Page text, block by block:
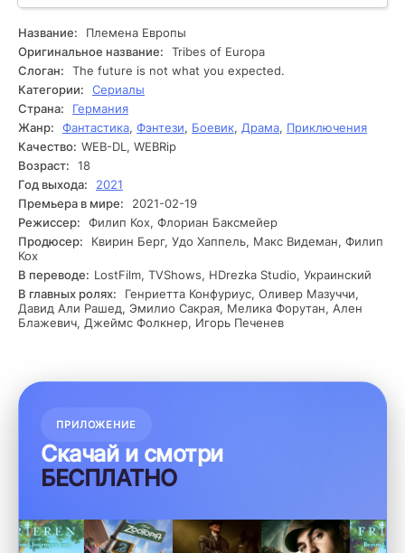
покинуть свои дома и отправиться в опасное
путешествие. Завязывается борьба за ресурсы, знания и,
возможно, за источник возобновления мира. С течением
времени герои сталкиваются с разнообразными
проблемами и препятствиями, включая внутренние
конфликты между племенами, защиту от власти и
предательство. Каждое новое раскрытие об их прошлом и
о мире, в котором они живут, усложняет ситуацию. В ходе
событий они начинают осознавать, что их судьбы
неразрывно связаны, и любые их действия могут
привести к изменениям. В условиях нарастающего
напряжения и угрозы со стороны внешних врагов, они
вынуждены принимать трудные решения. В конечном
итоге они сталкиваются с величественным выбором,
который определит их будущее и будущее всего мира.
Название:
Племена Европы
Оригинальное название:
Tribes of Europa
Слоган:
The future is not what you expected.
Категории:
Сериалы
Страна:
Германия
Жанр:
Фантастика, Фэнтези, Боевик, Драма, Приключения
Качество: WEB-DL, WEBRip
Возраст:
18
Год выхода:
2021
Премьера в мире:
2021-02-19
Режиссер:
Филип Кох, Флориан Баксмейер
Продюсер:
Квирин Берг, Удо Хаппель, Макс Видеман, Филип
Кох
В переводе: LostFilm, TVShows, HDrezka Studio, Украинский
В главных ролях:
Генриетта Конфуриус, Оливер Мазуччи,
Давид Али Рашед, Эмилио Сакрая, Мелика Форутан, Ален
Блажевич, Джеймс Фолкнер, Игорь Печенев
ПРИЛОЖЕНИЕ
Скачай и смотри
БЕСПЛАТНО